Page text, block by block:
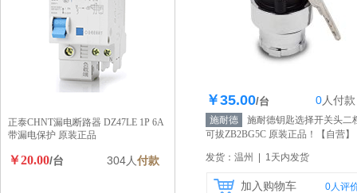
库存100个
￥35.00/台 0人付款
施耐德
施耐德钥匙选择开关头二
可拔ZB2BG5C 原装正品！
【自营】
发货：温州 | 1天内发货
加入购物车 0人评
正泰CHNT漏电断路器 DZ47LE 1P 6A
带漏电保护 原装正品
￥20.00/台 304人付款